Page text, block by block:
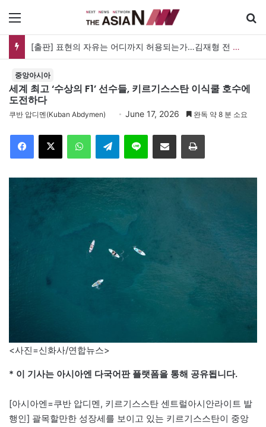
메뉴
중앙아시아
세계 최고 ‘수상의 F1’ 선수들, 키르기스스탄 이식쿨 호수에
도전하다
쿠반 압디멘(Kuban Abdymen) June 17, 2026 완독 약 8 분 소요
Facebook
X WhatsAppTelegramLine 이메일 인쇄
<사진=신화사/연합뉴스>
* 이 기사는 아시아엔 다국어판 플랫폼을 통해 공유됩니다.
[아시아엔=쿠반 압디멘, 키르기스스탄 센트럴아시안라이트 발
행인] 괄목할만한 성장세를 보이고 있는 키르기스스탄이 중앙